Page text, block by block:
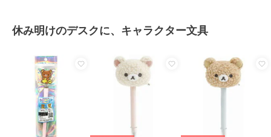
休み明けのデスクに、キャラクター文具